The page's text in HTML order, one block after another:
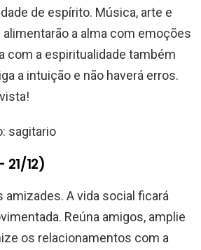
de espírito. Música, arte e
a alma com emoções
com a espiritualidade também
a intuição e não haverá erros.
21/12)
amizades. A vida social ficará
Reúna amigos, amplie
os relacionamentos com a